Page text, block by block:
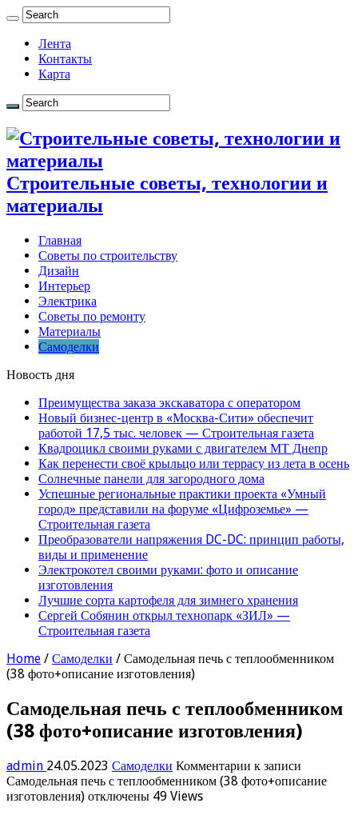
Лента
Контакты
Карта
Строительные советы, технологии и
материалы
Главная
Советы по строительству
Дизайн
Интерьер
Электрика
Советы по ремонту
Материалы
Самоделки
Новость дня
Преимущества заказа экскаватора с оператором
Новый бизнес-центр в «Москва-Сити» обеспечит
работой 17,5 тыс. человек — Строительная газета
Квадроцикл своими руками с двигателем МТ Днепр
Как перенести своё крыльцо или террасу из лета в осень
Солнечные панели для загородного дома
Успешные региональные практики проекта «Умный
город» представили на форуме «Цифроземье» —
Строительная газета
Преобразователи напряжения DC-DC: принцип работы,
виды и применение
Электрокотел своими руками: фото и описание
изготовления
Лучшие сорта картофеля для зимнего хранения
Сергей Собянин открыл технопарк «ЗИЛ» —
Строительная газета
Home / Самоделки / Самодельная печь с теплообменником
(38 фото+описание изготовления)
Самодельная печь с теплообменником
(38 фото+описание изготовления)
admin 24.05.2023 Самоделки Комментарии к записи
Самодельная печь с теплообменником (38 фото+описание
изготовления) отключены 49 Views